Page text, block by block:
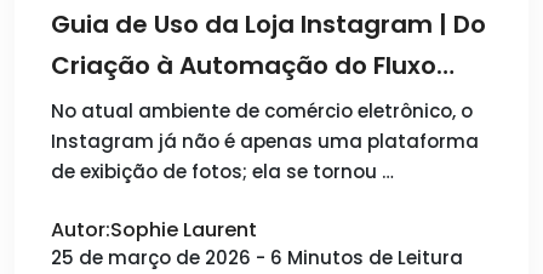
Guia de Uso da Loja Instagram | Do
Criação à Automação do Fluxo
Completo
No atual ambiente de comércio eletrônico, o
Instagram já não é apenas uma plataforma
de exibição de fotos; ela se tornou …
Autor:Sophie Laurent
25 de março de 2026 - 6 Minutos de Leitura